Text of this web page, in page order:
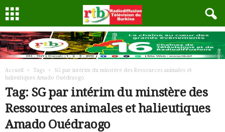
Accueil Tags
SG par intérim du minstère des Ressources animales et
halieutiques Amado Ouédraogo
Tag: SG par intérim du minstère des
Ressources animales et halieutiques
Amado Ouédraogo